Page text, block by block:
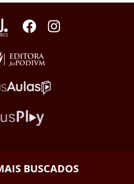
BUSCADOS